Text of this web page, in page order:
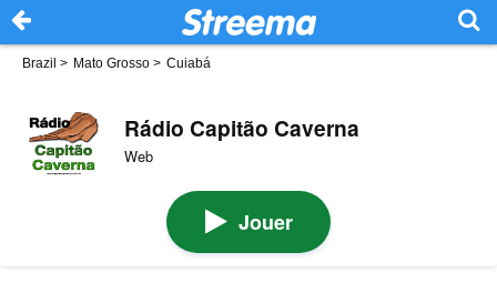
Brazil > Mato Grosso > Cuiabá
Rádio Capitão Caverna
Web
Jouer